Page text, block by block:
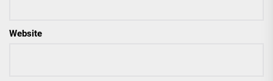
Website